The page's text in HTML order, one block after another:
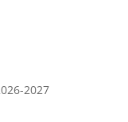
2027